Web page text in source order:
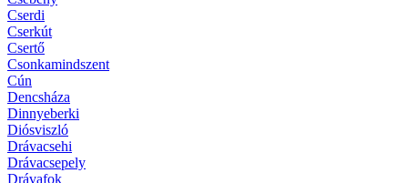
Cserdi
Cserkút
Csertő
Csonkamindszent
Cún
Dencsháza
Dinnyeberki
Diósviszló
Drávacsehi
Drávacsepely
Drávafok